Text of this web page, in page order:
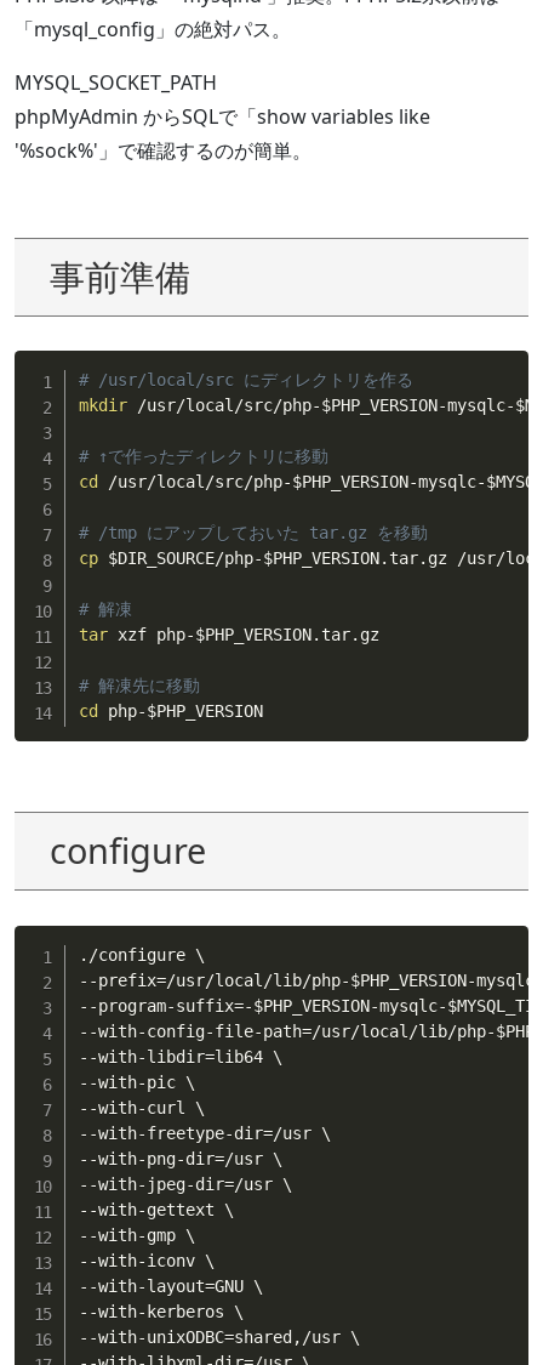
「mysql_config」の絶対パス。
MYSQL_SOCKET_PATH
phpMyAdmin からSQLで「show variables like
'%sock%'」で確認するのが簡単。
事前準備
# /usr/local/src にディレクトリを作る
mkdir /usr/local/src/php-$PHP_VERSION-mysqlc-
# ↑で作ったディレクトリに移動
cd
/usr/local/src/php-$PHP_VERSION-mysqlc-
# /tmp にアップしておいた tar.gz を移動
cp $DIR_SOURCE/php-$PHP_VERSION.tar.gz /usr/
# 解凍
tar xzf php-$PHP_VERSION.tar.gz
# 解凍先に移動
cd
php-$PHP_VERSION
configure
./configure \
--prefix=/usr/local/lib/php-$PHP_VERSION-
--program-suffix=-$PHP_VERSION-mysqlc-
--with-config-file-path=/usr/local/lib/php-
--with-libdir=lib64 \
--with-pic \
--with-curl \
--with-freetype-dir=/usr \
--with-png-dir=/usr \
--with-jpeg-dir=/usr \
--with-gettext \
--with-gmp \
--with-iconv \
--with-layout=GNU \
--with-kerberos \
--with-unixODBC=shared,/usr \